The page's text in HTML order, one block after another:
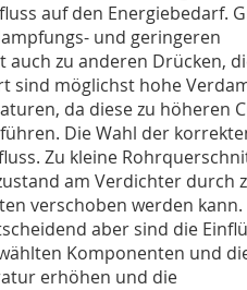
auf den Energiebedarf.
und geringeren
zu anderen Drücken,
sind möglichst hohe
da diese zu höheren
Die Wahl der
Zu kleine
am Verdichter durch
verschoben werden kann.
aber sind die
Komponenten und
erhöhen und die